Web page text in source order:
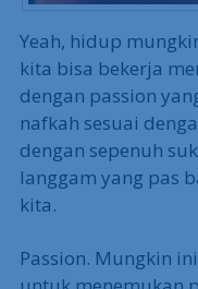
Yeah, hidup
kita bisa bekerja
dengan passion
nafkah sesuai
dengan sepenuh
langgam yang pas
kita.
Passion. Mungkin